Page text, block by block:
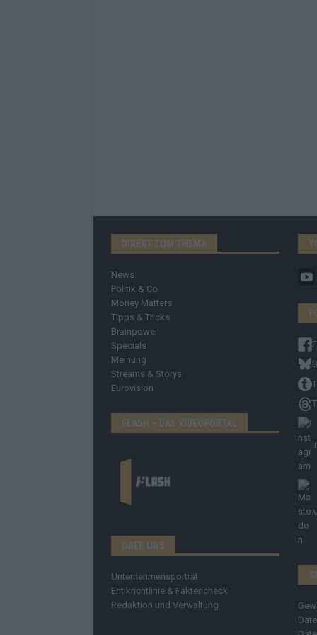
DIREKT ZUM THEMA
News
Politik & Co
Money Matters
Tipps & Tricks
Brainpower
Specials
Meinung
Streams & Storys
Eurovision
FLASH – DAS VIDEOPORTAL
ÜBER UNS
Unternehmensporträt
Ehtikrichtlinie & Faktencheck
Redaktion und Verwaltung